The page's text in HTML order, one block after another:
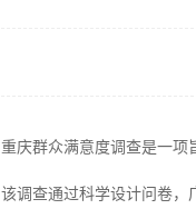
重庆群众满意度调查是一项
该调查通过科学设计问卷，